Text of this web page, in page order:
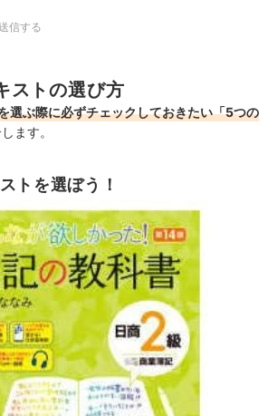
信する
ストの選び方
選ぶ際に必ずチェックしておきたい「5つの
ます。
トを選ぼう！